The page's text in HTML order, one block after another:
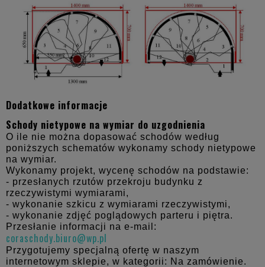
Dodatkowe informacje
Schody nietypowe na wymiar do uzgodnienia
O ile nie można dopasować schodów według
poniższych schematów wykonamy schody nietypowe
na wymiar.
Wykonamy projekt, wycenę schodów na podstawie:
- przesłanych rzutów przekroju budynku z
rzeczywistymi wymiarami,
- wykonanie szkicu z wymiarami rzeczywistymi,
- wykonanie zdjęć poglądowych parteru i piętra.
Przesłanie informacji na e-mail:
coraschody.biuro@wp.pl
Przygotujemy specjalną ofertę w naszym
internetowym sklepie, w kategorii: Na zamówienie.